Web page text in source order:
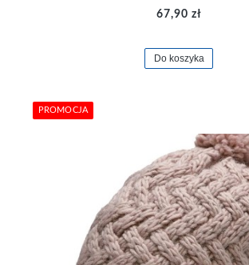
67,90 zł
Do koszyka
PROMOCJA